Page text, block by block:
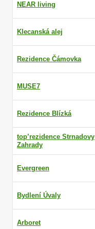
NEAR living
Klecanská alej
Rezidence Čámovka
MUSE7
Rezidence Blízká
top’rezidence Strnadovy
Zahrady
Evergreen
Bydlení Úvaly
Arboret